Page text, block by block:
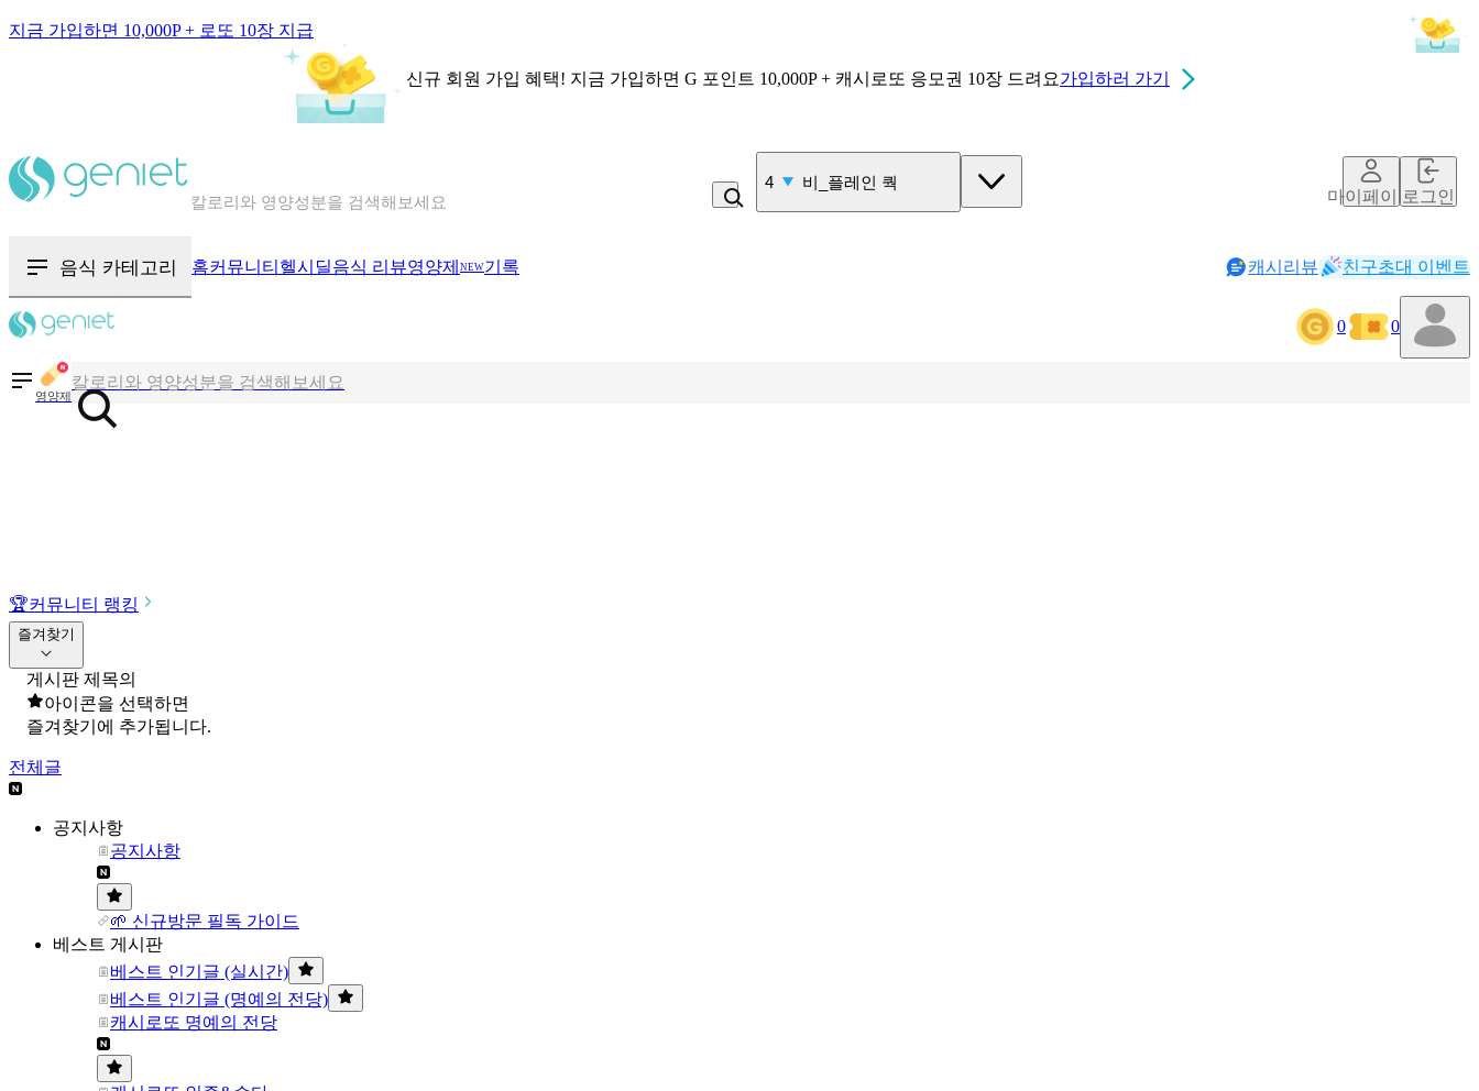
지금 가입하면 10,000P + 로또 10장 지급
신규 회원 가입 혜택! 지금 가입하면 G 포인트 10,000P + 캐시로또 응모권 10장 드려요가입하러 가기
혈당 · 다이어트 음식 검색해보세요
4 비_플레인 쿽
마이페이지로그인
음식 카테고리 홈커뮤니티 헬시딜음식 리뷰영양제 NEW기록 캐시리뷰 친구초대 이벤트
0 0
영양제
혈당 · 다이어트 음식 검색해보세요
음식 · 영양제 리뷰를 찾아보세요
🏆커뮤니티 랭킹
즐겨찾기
게시판 제목의
아이콘을 선택하면
즐겨찾기에 추가됩니다.
전체글
공지사항
공지사항
🌱 신규방문 필독 가이드
베스트 게시판
베스트 인기글 (실시간)
베스트 인기글 (명예의 전당)
캐시로또 명예의 전당